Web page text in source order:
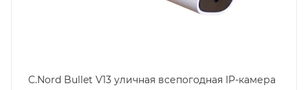
C.Nord Bullet V13 уличная всепогодная IP-камера